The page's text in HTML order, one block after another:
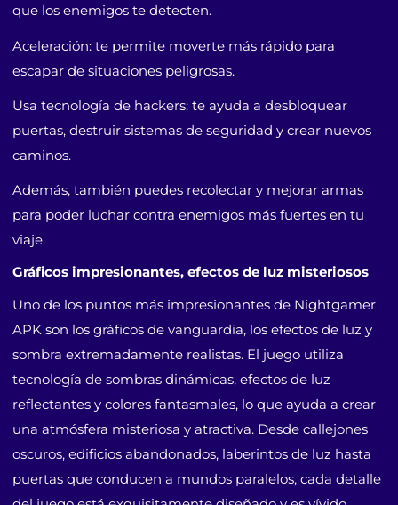
que los enemigos te detecten.
Aceleración: te permite moverte más rápido para
escapar de situaciones peligrosas.
Usa tecnología de hackers: te ayuda a desbloquear
puertas, destruir sistemas de seguridad y crear nuevos
caminos.
Además, también puedes recolectar y mejorar armas
para poder luchar contra enemigos más fuertes en tu
viaje.
Gráficos impresionantes, efectos de luz misteriosos
Uno de los puntos más impresionantes de Nightgamer
APK son los gráficos de vanguardia, los efectos de luz y
sombra extremadamente realistas. El juego utiliza
tecnología de sombras dinámicas, efectos de luz
reflectantes y colores fantasmales, lo que ayuda a crear
una atmósfera misteriosa y atractiva. Desde callejones
oscuros, edificios abandonados, laberintos de luz hasta
puertas que conducen a mundos paralelos, cada detalle